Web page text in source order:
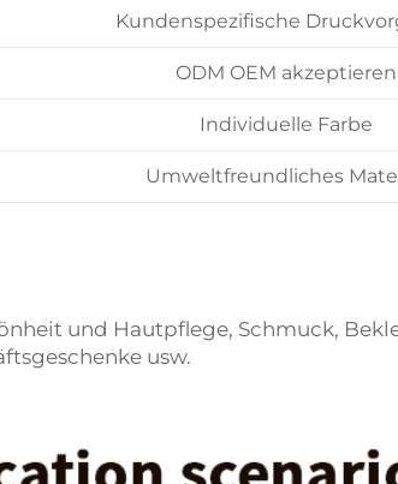
Kundenspezifische
ODM OEM akzeptieren
Individuelle Farbe
Umweltfreundliches
und Hautpflege, Schmuck,
usw.